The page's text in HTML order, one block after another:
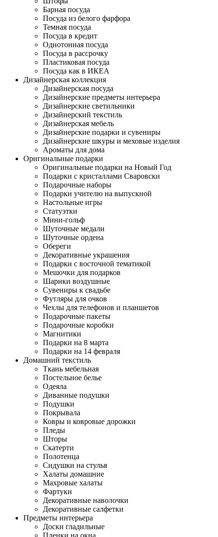
Барная посуда
Посуда из белого фарфора
Темная посуда
Посуда в кредит
Однотонная посуда
Посуда в рассрочку
Пластиковая посуда
Посуда как в ИКЕА
Дизайнерская коллекция
Дизайнерская посуда
Дизайнерские предметы интерьера
Дизайнерские светильники
Дизайнерский текстиль
Дизайнерская мебель
Дизайнерские подарки и сувениры
Дизайнерские шкуры и меховые изделия
Ароматы для дома
Оригинальные подарки
Оригинальные подарки на Новый Год
Подарки с кристаллами Сваровски
Подарочные наборы
Подарки учителю на выпускной
Настольные игры
Статуэтки
Мини-гольф
Шуточные медали
Шуточные ордена
Обереги
Декоративные украшения
Подарки с восточной тематикой
Мешочки для подарков
Шарики воздушные
Сувениры к свадьбе
Футляры для очков
Чехлы для телефонов и планшетов
Подарочные пакеты
Подарочные коробки
Магнитики
Подарки на 8 марта
Подарки на 14 февраля
Домашний текстиль
Ткань мебельная
Постельное белье
Одеяла
Диванные подушки
Подушки
Покрывала
Ковры и ковровые дорожки
Пледы
Шторы
Скатерти
Полотенца
Сидушки на стулья
Халаты домашние
Махровые халаты
Фартуки
Декоративные наволочки
Декоративные салфетки
Предметы интерьера
Доски гладильные
Пленки на окна